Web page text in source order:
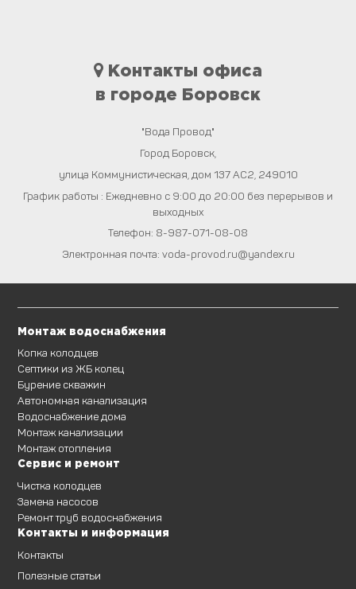
Контакты офиса
в городе Боровск
"Вода Провод"
Город Боровск
улица Коммунистическая, дом 137 АС2 249010
График работы : Ежедневно с 9:00 до 20:00 без перерывов и
выходных
Телефон: 8-987-071-08-08
Электронная почта: voda-provod.ru@yandex.ru
Монтаж водоснабжения
Копка колодцев
Септики из ЖБ колец
Бурение скважин
Автономная канализация
Водоснабжение дома
Монтаж канализации
Монтаж отопления
Сервис и ремонт
Чистка колодцев
Замена насосов
Ремонт труб водоснабжения
Контакты и информация
Контакты
Полезные статьи